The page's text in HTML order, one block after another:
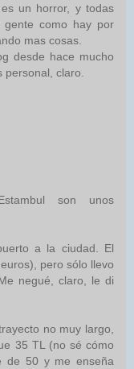
un horror, y todas
gente como hay por
mas cosas.
desde hace mucho
claro.
son unos
a la ciudad. El
pero sólo llevo
negué, claro, le di
no muy largo,
35 TL (no sé cómo
de 50 y me enseña